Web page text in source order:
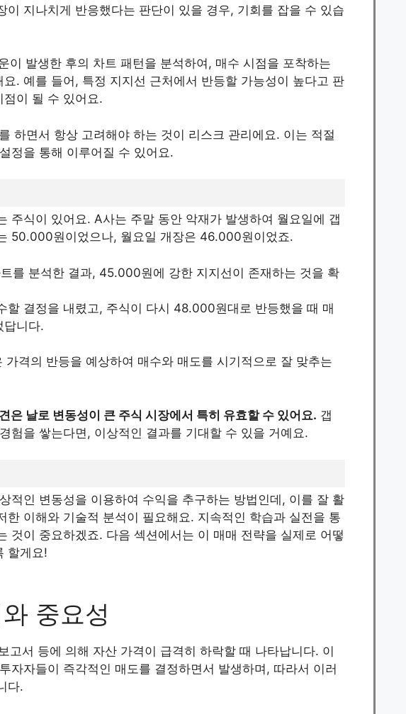
이 지나치게 반응했다는 판단이 있을 경우, 기회를 잡을 수 있습
이 발생한 후의 차트 패턴을 분석하여, 매수 시점을 포착하는
. 예를 들어, 특정 지지선 근처에서 반등할 가능성이 높다고 판
이 될 수 있어요.
하면서 항상 고려해야 하는 것이 리스크 관리에요. 이는 적절
정을 통해 이루어질 수 있어요.
주식이 있어요. A사는 주말 동안 악재가 발생하여 월요일에 갭
50.000원이었으나, 월요일 개장은 46.000원이었죠.
를 분석한 결과, 45.000원에 강한 지지선이 존재하는 것을 확
할 결정을 내렸고, 주식이 다시 48.000원대로 반등했을 때 매
답니다.
격의 반등을 예상하여 매수와 매도를 시기적으로 잘 맞추는
은 날로 변동성이 큰 주식 시장에서 특히 유효할 수 있어요. 갭
험을 쌓는다면, 이상적인 결과를 기대할 수 있을 거예요.
적인 변동성을 이용하여 수익을 추구하는 방법인데, 이를 잘 활
한 이해와 기술적 분석이 필요해요. 지속적인 학습과 실전을 통
것이 중요하겠죠. 다음 섹션에서는 이 매매 전략을 실제로 어떻
할게요!
중요성
고서 등에 의해 자산 가격이 급격히 하락할 때 나타납니다. 이
자자들이 즉각적인 매도를 결정하면서 발생하며, 따라서 이러
다.